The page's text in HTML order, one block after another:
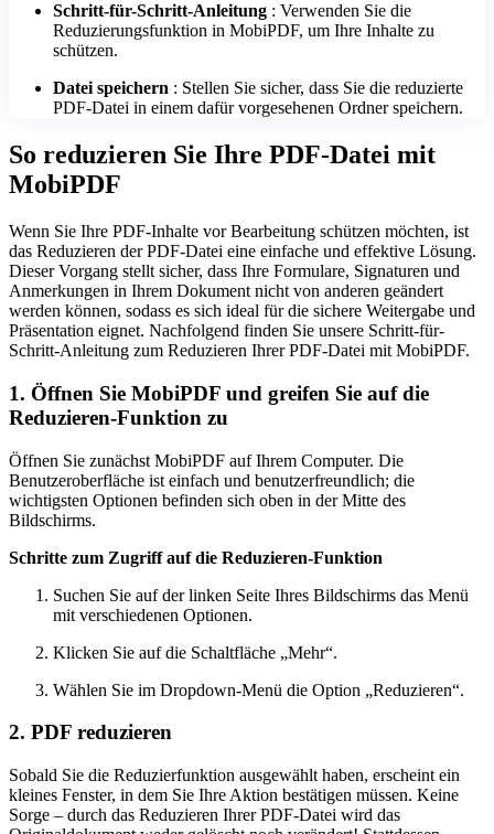
Schritt-für-Schritt-Anleitung : Verwenden Sie die
Reduzierungsfunktion in MobiPDF, um Ihre Inhalte zu
schützen.
Datei speichern : Stellen Sie sicher, dass Sie die reduzierte
PDF-Datei in einem dafür vorgesehenen Ordner speichern.
So reduzieren Sie Ihre PDF-Datei mit
MobiPDF
Wenn Sie Ihre PDF-Inhalte vor Bearbeitung schützen möchten, ist
das Reduzieren der PDF-Datei eine einfache und effektive Lösung.
Dieser Vorgang stellt sicher, dass Ihre Formulare, Signaturen und
Anmerkungen in Ihrem Dokument nicht von anderen geändert
werden können, sodass es sich ideal für die sichere Weitergabe und
Präsentation eignet. Nachfolgend finden Sie unsere Schritt-für-
Schritt-Anleitung zum Reduzieren Ihrer PDF-Datei mit MobiPDF.
1. Öffnen Sie MobiPDF und greifen Sie auf die
Reduzieren-Funktion zu
Öffnen Sie zunächst MobiPDF auf Ihrem Computer. Die
Benutzeroberfläche ist einfach und benutzerfreundlich; die
wichtigsten Optionen befinden sich oben in der Mitte des
Bildschirms.
Schritte zum Zugriff auf die Reduzieren-Funktion
Suchen Sie auf der linken Seite Ihres Bildschirms das Menü
mit verschiedenen Optionen.
Klicken Sie auf die Schaltfläche „Mehr“.
Wählen Sie im Dropdown-Menü die Option „Reduzieren“.
2. PDF reduzieren
Sobald Sie die Reduzierfunktion ausgewählt haben, erscheint ein
kleines Fenster, in dem Sie Ihre Aktion bestätigen müssen. Keine
Sorge – durch das Reduzieren Ihrer PDF-Datei wird das